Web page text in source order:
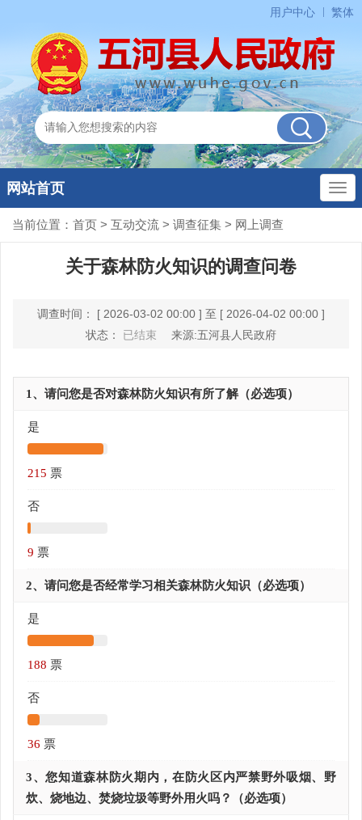
用户中心 繁体
网站首页
当前位置： 首页 > 互动交流 > 调查征集 > 网上调查
关于森林防火知识的调查问卷
调查时间： [ 2026-03-02 00:00 ] 至 [ 2026-04-02 00:00 ]
状态： 已结束 来源:五河县人民政府
1、请问您是否对森林防火知识有所了解（必选项）
是
215 票
否
9 票
2、请问您是否经常学习相关森林防火知识（必选项）
是
188 票
否
36 票
3、您知道森林防火期内，在防火区内严禁野外吸烟、野
炊、烧地边、焚烧垃圾等野外用火吗？（必选项）